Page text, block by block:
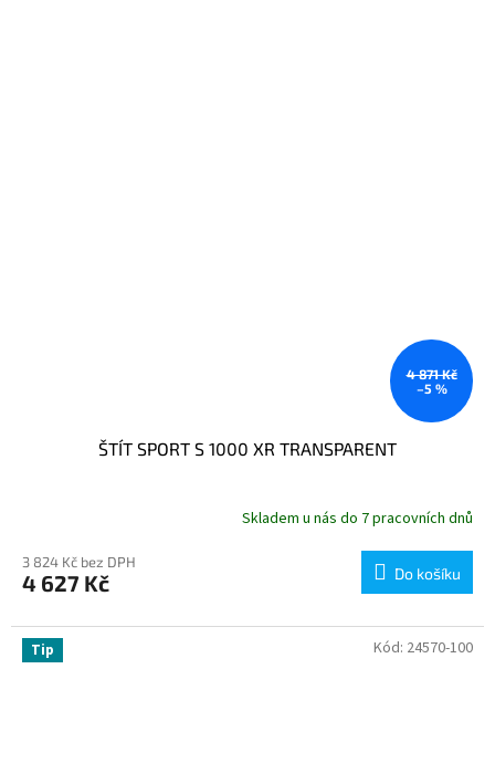
4 871 Kč
–5 %
ŠTÍT SPORT S 1000 XR TRANSPARENT
Skladem u nás do 7 pracovních dnů
3 824 Kč bez DPH
4 627 Kč Do košíku
Tip Kód: 24570-100